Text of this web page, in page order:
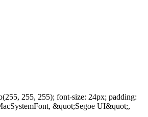
255, 255); font-size: 24px; padding:
&quot;Segoe UI&quot;,